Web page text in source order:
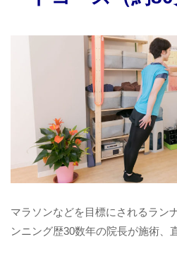
マラソンなどを目標にされるラン
ンニング歴30数年の院長が施術、